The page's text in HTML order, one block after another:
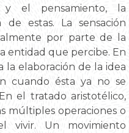
el pensamiento, la
estas. La sensación
por parte de la
entidad que percibe. En
la elaboración de la idea
cuando ésta ya no se
el tratado aristotélico,
múltiples operaciones o
vivir. Un movimiento